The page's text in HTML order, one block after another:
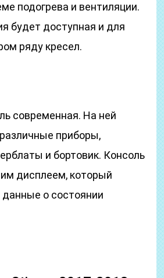
подогрева и вентиляции.
будет доступная и для
ряду кресел.
современная. На ней
приборы,
и бортовик. Консоль
дисплеем, который
о состоянии